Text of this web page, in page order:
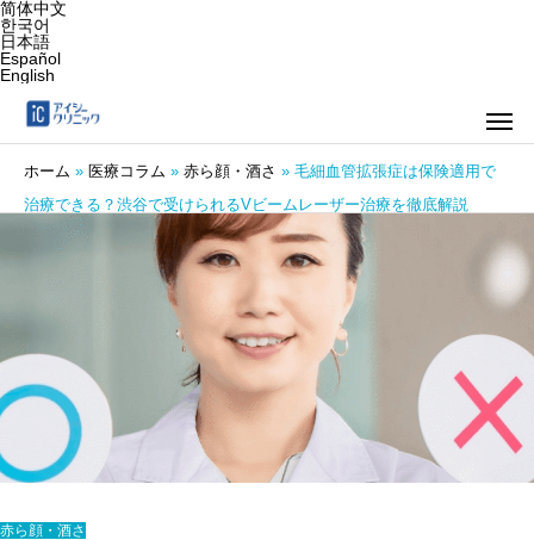
简体中文
한국어
日本語
Español
English
ホーム » 医療コラム » 赤ら顔・酒さ » 毛細血管拡張症は保険適用で
治療できる？渋谷で受けられるVビームレーザー治療を徹底解説
赤ら顔・酒さ